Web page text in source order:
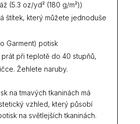
(5.3 oz/yd² (180 g/m²))
štítek, který můžete jednoduše
Garment) potisk
při teplotě do 40 stupňů,
Žehlete naruby.
na tmavých tkaninách má
vzhled, který působí
na světlejších tkaninách.